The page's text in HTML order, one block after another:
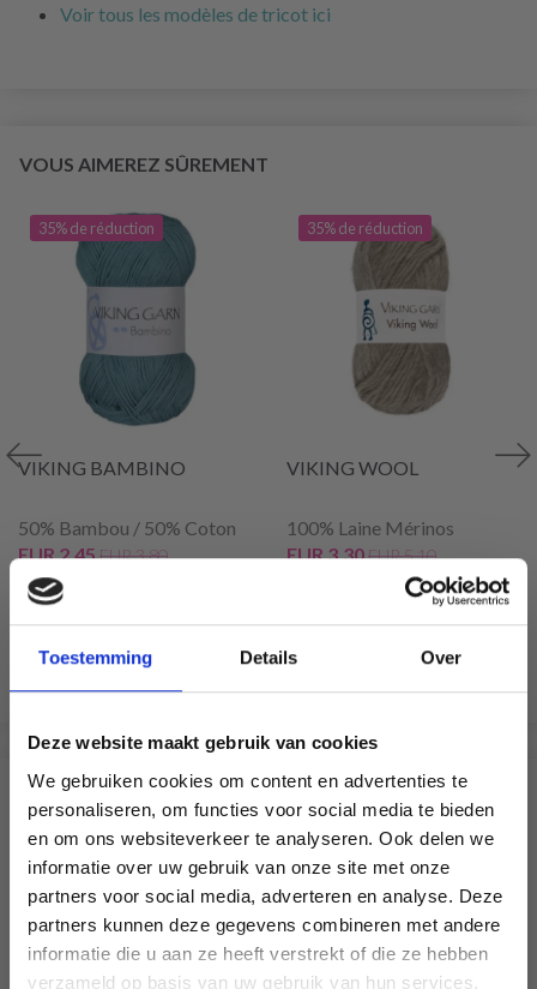
Toestemming Details Over
Deze website maakt gebruik van cookies
We gebruiken cookies om content en advertenties te
personaliseren, om functies voor social media te bieden
en om ons websiteverkeer te analyseren. Ook delen we
informatie over uw gebruik van onze site met onze
partners voor social media, adverteren en analyse. Deze
partners kunnen deze gegevens combineren met andere
informatie die u aan ze heeft verstrekt of die ze hebben
verzameld op basis van uw gebruik van hun services.
Voir tous les modèles de tricot ici
VOUS AIMEREZ SÛREMENT
35% de réduction
VIKING BAMBINO
50% Bambou / 50% Coton
EUR 2.45EUR 3.80
L'offre expire le 31/08/2026
35% de réduction
VIKING WOOL
100% Laine Mérinos
EUR 3.30EUR 5.10
L'offre expire le 31/08/2026
SIMILAIRE À CECI
35% de réduction
Économisez jusqu'à 50 %
Soyez le premier à connaître nos soldes et